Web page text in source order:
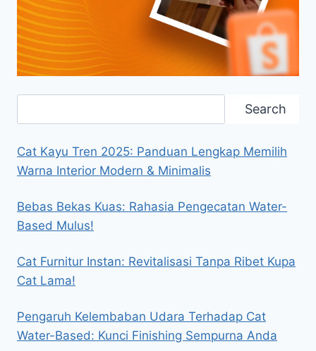
Search
Cat Kayu Tren 2025: Panduan Lengkap Memilih
Warna Interior Modern & Minimalis
Bebas Bekas Kuas: Rahasia Pengecatan Water-
Based Mulus!
Cat Furnitur Instan: Revitalisasi Tanpa Ribet Kupa
Cat Lama!
Pengaruh Kelembaban Udara Terhadap Cat
Water-Based: Kunci Finishing Sempurna Anda